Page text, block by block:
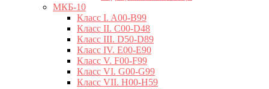
МКБ-10
Класс I. A00-B99
Класс II. C00-D48
Класс III. D50-D89
Класс IV. E00-E90
Класс V. F00-F99
Класс VI. G00-G99
Класс VII. H00-H59